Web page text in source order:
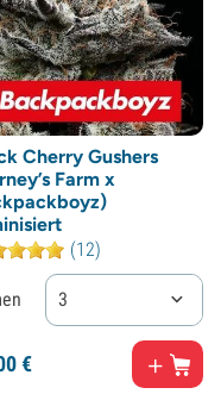
Cherry Gushers
Farm x
(12)
3
€